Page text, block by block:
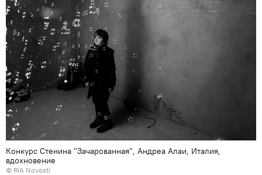
Конкурс Стенина "Зачарованная", Андреа Алаи, Италия,
вдохновение
© RIA Novosti